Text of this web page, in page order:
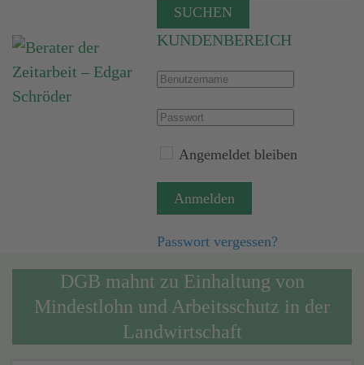
SUCHEN
KUNDENBEREICH
Angemeldet bleiben
Anmelden
Passwort vergessen?
DGB mahnt zu Einhaltung von
Mindestlohn und Arbeitsschutz in der
Landwirtschaft